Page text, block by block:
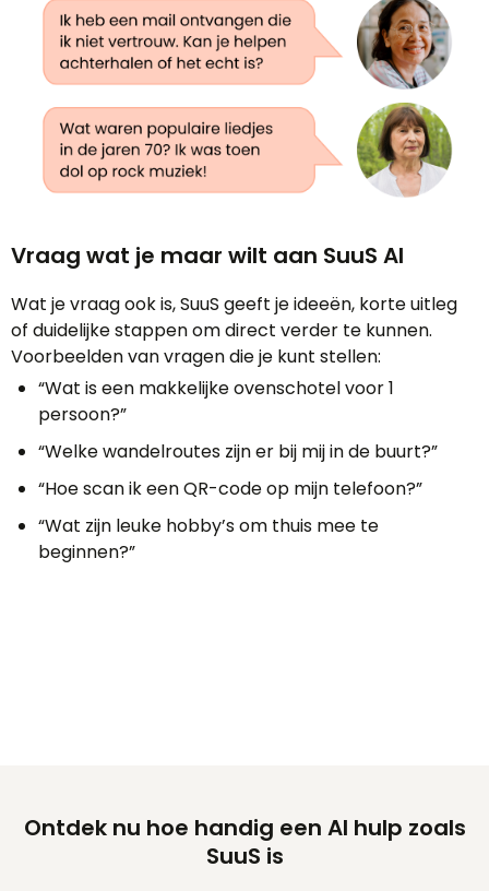
Vraag wat je maar wilt aan SuuS AI
Wat je vraag ook is, SuuS geeft je ideeën, korte uitleg
of duidelijke stappen om direct verder te kunnen.
Voorbeelden van vragen die je kunt stellen:
“Wat is een makkelijke ovenschotel voor 1
persoon?”
“Welke wandelroutes zijn er bij mij in de buurt?”
“Hoe scan ik een QR-code op mijn telefoon?”
“Wat zijn leuke hobby’s om thuis mee te
beginnen?”
Ontdek nu hoe handig een AI hulp zoals
SuuS is